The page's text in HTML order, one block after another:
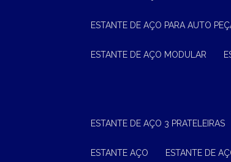
ESTANTE DE AÇO PARA AUTO
ESTANTE DE AÇO MODULAR
ESTANTE DE AÇO 3 PRATELEIRAS
ESTANTE AÇO ESTANTE DE